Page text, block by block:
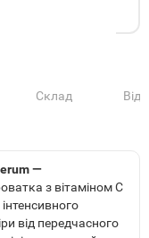
Склад
—
з вітаміном С
від передчасного